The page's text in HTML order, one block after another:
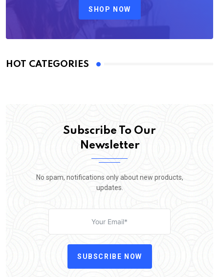
SHOP NOW
HOT CATEGORIES
Subscribe To Our
Newsletter
No spam, notifications only about new products,
updates.
SUBSCRIBE NOW